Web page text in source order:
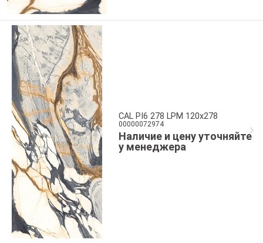
CAL PI6 278 LPM 120x278
00000072974
Наличие и цену уточняйте
у менеджера